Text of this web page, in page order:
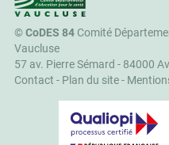
©CoDES 84Comité
Vaucluse
57 av. Pierre Sémard - 84000
Contact - Plan du site-